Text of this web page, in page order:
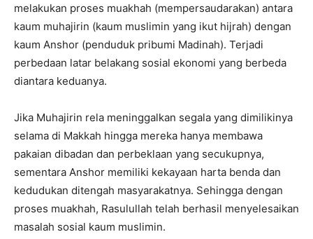
melakukan proses muakhah (mempersaudarakan) antara
kaum muhajirin (kaum muslimin yang ikut hijrah) dengan
kaum Anshor (penduduk pribumi Madinah). Terjadi
perbedaan latar belakang sosial ekonomi yang berbeda
diantara keduanya.
Jika Muhajirin rela meninggalkan segala yang dimilikinya
selama di Makkah hingga mereka hanya membawa
pakaian dibadan dan perbeklaan yang secukupnya,
sementara Anshor memiliki kekayaan harta benda dan
kedudukan ditengah masyarakatnya. Sehingga dengan
proses muakhah, Rasulullah telah berhasil menyelesaikan
masalah sosial kaum muslimin.